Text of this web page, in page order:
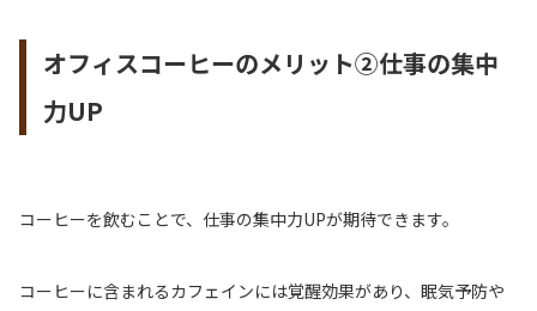
オフィスコーヒーのメリット②仕事の集中
力UP
コーヒーを飲むことで、仕事の集中力UPが期待できます。
コーヒーに含まれるカフェインには覚醒効果があり、眠気予防や